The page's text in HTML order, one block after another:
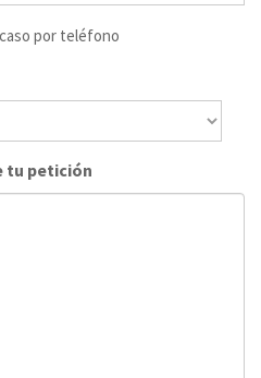
por teléfono
tu petición